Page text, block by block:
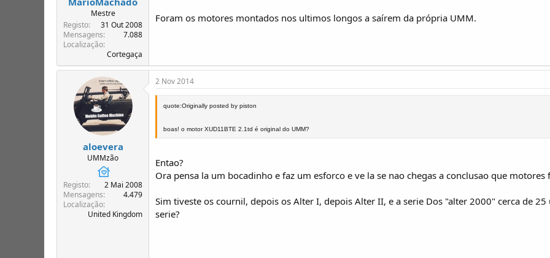
Mestre
Registo
31 Out 2008
Mensagens
7.088
Localização
Cortegaça
Foram os motores montados nos ultimos longos a saírem da própria UMM.
aloevera
UMMzão
Registo
2 Mai 2008
Mensagens
4.479
Localização
United Kingdom
2 Nov 2014
quote:Originally posted by piston
boas! o motor XUD11BTE 2.1td é original do UMM?
Entao?
Ora pensa la um bocadinho e faz um esforco e ve la se nao chegas a conclusao que
Sim tiveste os cournil, depois os Alter I, depois Alter II, e a serie Dos "alter 2000" cerca de
serie?